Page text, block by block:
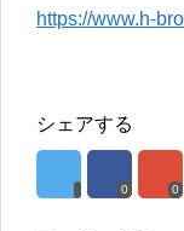
https://www.h-
シェアする
0 0